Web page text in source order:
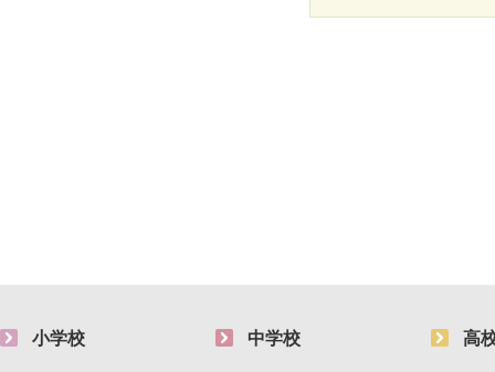
小学校 中学校 高